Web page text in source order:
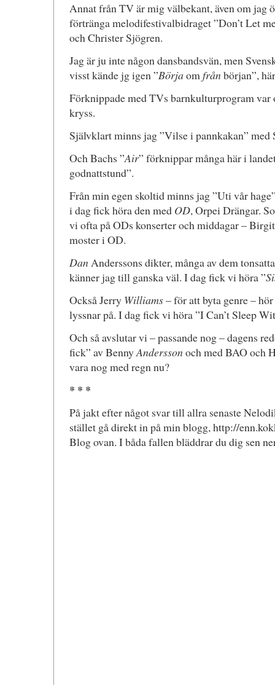
Annat från TV är mig välbekant, även om jag
förtränga melodifestivalbidraget ”Don’t Let
och Christer Sjögren.
Jag är ju inte någon dansbandsvän, men
visst kände jg igen ”Börjaomfrånbörjan”,
Förknippade med TVs barnkulturprogram var
kryss.
Självklart minns jag ”Vilse i pannkakan” med
Och Bachs ”Air” förknippar många här i
godnattstund”.
Från min egen skoltid minns jag ”Uti vår
i dag fick höra den med OD, Orpei Drängar.
vi ofta på ODs konserter och middagar –
moster i OD.
DanAnderssons dikter, många av dem
känner jag till ganska väl. I dag fick vi höra ”
Också Jerry Williams– för att byta genre –
lyssnar på. I dag fick vi höra ”I Can’t Sleep
Och så avslutar vi – passande nog – dagens
fick” av BennyAnderssonoch med BAO och
vara nog med regn nu?
* * *
På jakt efter något svar till allra senaste
stället gå direkt in på min blogg, http://
Blog ovan. I båda fallen bläddrar du dig sen